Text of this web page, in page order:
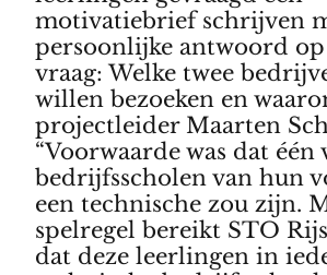
motivatiebrief schrijven
persoonlijke antwoord op
vraag: Welke twee
willen bezoeken en
projectleider Maarten
“Voorwaarde was dat één
bedrijfsscholen van hun
een technische zou zijn.
spelregel bereikt STO
dat deze leerlingen in